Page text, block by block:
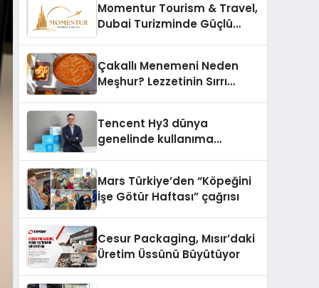
Momentur Tourism & Travel,
Dubai Turizminde Güçlü
Çakallı Menemeni Neden
Meşhur? Lezzetinin Sırrı
Tencent Hy3 dünya
genelinde kullanıma
Mars Türkiye’den “Köpeğini
İşe Götür Haftası” çağrısı
Cesur Packaging, Mısır’daki
Üretim Üssünü Büyütüyor